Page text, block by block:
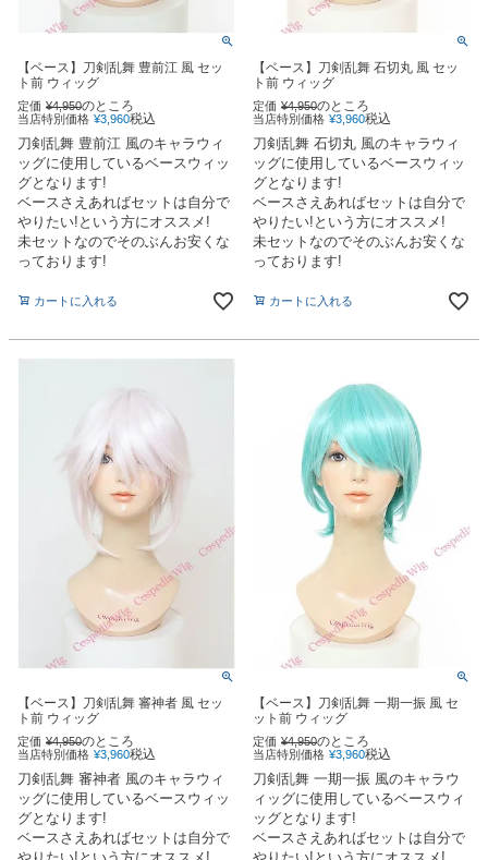
【ベース】刀剣乱舞 豊前江 風 セッ
ト前 ウィッグ
定価 ¥4,950のところ
当店特別価格 ¥3,960税込
刀剣乱舞 豊前江 風のキャラウィ
ッグに使用しているベースウィッ
グとなります!
ベースさえあればセットは自分で
やりたい!という方にオススメ!
未セットなのでそのぶんお安くな
っております!
カートに入れる
【ベース】刀剣乱舞 石切丸 風 セッ
ト前 ウィッグ
定価 ¥4,950のところ
当店特別価格 ¥3,960税込
刀剣乱舞 石切丸 風のキャラウィ
ッグに使用しているベースウィッ
グとなります!
ベースさえあればセットは自分で
やりたい!という方にオススメ!
未セットなのでそのぶんお安くな
っております!
カートに入れる
【ベース】刀剣乱舞 審神者 風 セッ
ト前 ウィッグ
定価 ¥4,950のところ
当店特別価格 ¥3,960税込
刀剣乱舞 審神者 風のキャラウィ
ッグに使用しているベースウィッ
グとなります!
ベースさえあればセットは自分で
【ベース】刀剣乱舞 一期一振 風 セ
ット前 ウィッグ
定価 ¥4,950のところ
当店特別価格 ¥3,960税込
刀剣乱舞 一期一振 風のキャラウ
ィッグに使用しているベースウィ
ッグとなります!
ベースさえあればセットは自分で